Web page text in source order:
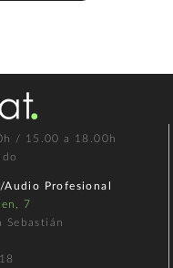
/ 15.00 a 18.00h
Audio Profesional
7
Sebastián